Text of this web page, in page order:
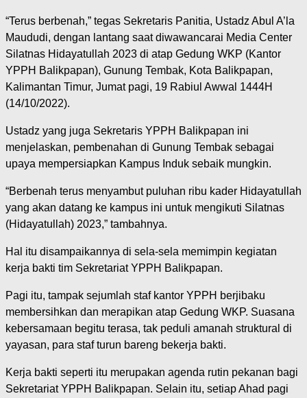
“Terus berbenah,” tegas Sekretaris Panitia, Ustadz Abul A’la
Maududi, dengan lantang saat diwawancarai Media Center
Silatnas Hidayatullah 2023 di atap Gedung WKP (Kantor
YPPH Balikpapan), Gunung Tembak, Kota Balikpapan,
Kalimantan Timur, Jumat pagi, 19 Rabiul Awwal 1444H
(14/10/2022).
Ustadz yang juga Sekretaris YPPH Balikpapan ini
menjelaskan, pembenahan di Gunung Tembak sebagai
upaya mempersiapkan Kampus Induk sebaik mungkin.
“Berbenah terus menyambut puluhan ribu kader Hidayatullah
yang akan datang ke kampus ini untuk mengikuti Silatnas
(Hidayatullah) 2023,” tambahnya.
Hal itu disampaikannya di sela-sela memimpin kegiatan
kerja bakti tim Sekretariat YPPH Balikpapan.
Pagi itu, tampak sejumlah staf kantor YPPH berjibaku
membersihkan dan merapikan atap Gedung WKP. Suasana
kebersamaan begitu terasa, tak peduli amanah struktural di
yayasan, para staf turun bareng bekerja bakti.
Kerja bakti seperti itu merupakan agenda rutin pekanan bagi
Sekretariat YPPH Balikpapan. Selain itu, setiap Ahad pagi